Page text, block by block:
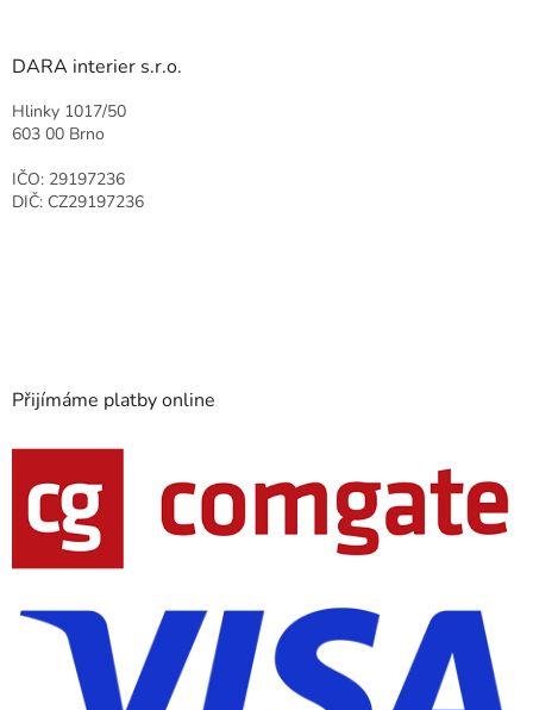
DARA interier s.r.o.
Hlinky 1017/50
603 00 Brno
IČO: 29197236
DIČ: CZ29197236
Přijímáme platby online